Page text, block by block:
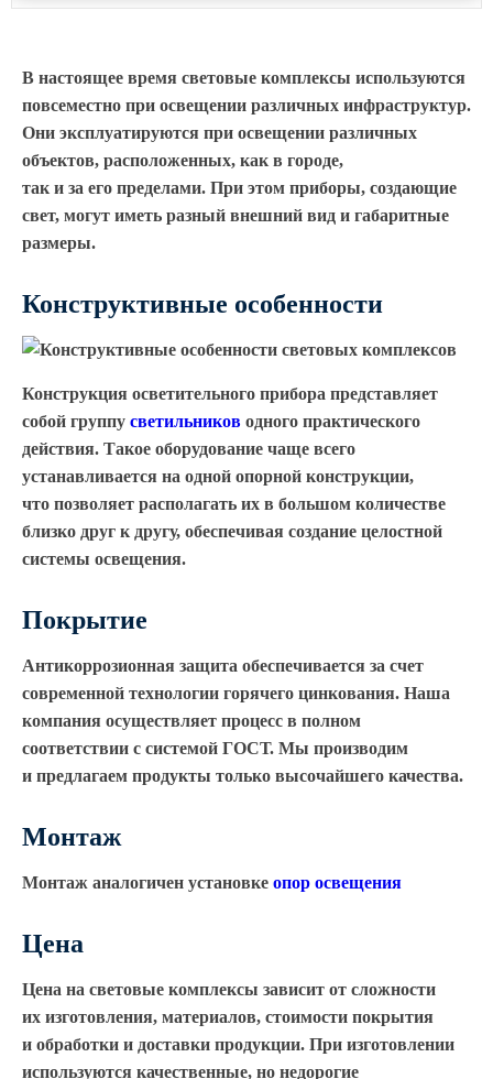
назначения
Уличные фонари 2 метра
Уличные фонари 3 метра
Уличные фонари 1 метр
Антивандальные светильники и
питающие посты
МАФ (МАЛЫЕ АРХИТЕКТУРНЫЕ ФОРМЫ)
В настоящее время световые комплексы используются
повсеместно при освещении различных инфраструктур.
Они эксплуатируются при освещении различных
объектов, расположенных, как в городе,
так и за его пределами. При этом приборы, создающие
свет, могут иметь разный внешний вид и габаритные
размеры.
Конструктивные особенности
Конструкция осветительного прибора представляет
собой группу светильников одного практического
действия. Такое оборудование чаще всего
устанавливается на одной опорной конструкции,
что позволяет располагать их в большом количестве
близко друг к другу, обеспечивая создание целостной
системы освещения.
Покрытие
Антикоррозионная защита обеспечивается за счет
современной технологии горячего цинкования. Наша
компания осуществляет процесс в полном
соответствии с системой ГОСТ. Мы производим
и предлагаем продукты только высочайшего качества.
Монтаж
Монтаж аналогичен установке опор освещения
Цена
Цена на световые комплексы зависит от сложности
их изготовления, материалов, стоимости покрытия
и обработки и доставки продукции. При изготовлении
используются качественные, но недорогие